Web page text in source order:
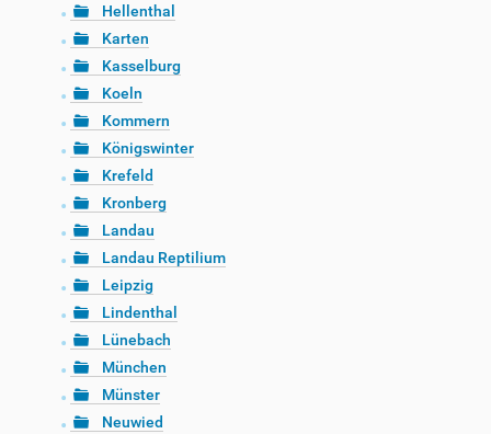
Hellenthal
Karten
Kasselburg
Koeln
Kommern
Königswinter
Krefeld
Kronberg
Landau
Landau Reptilium
Leipzig
Lindenthal
Lünebach
München
Münster
Neuwied